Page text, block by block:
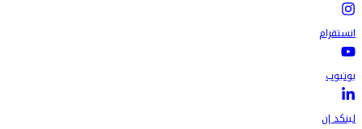
انستقرام
يوتيوب
لينكد إن